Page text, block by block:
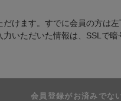
けます。すでに会員の方は
いただいた情報は、SSLで暗
会員登録がお済みでな